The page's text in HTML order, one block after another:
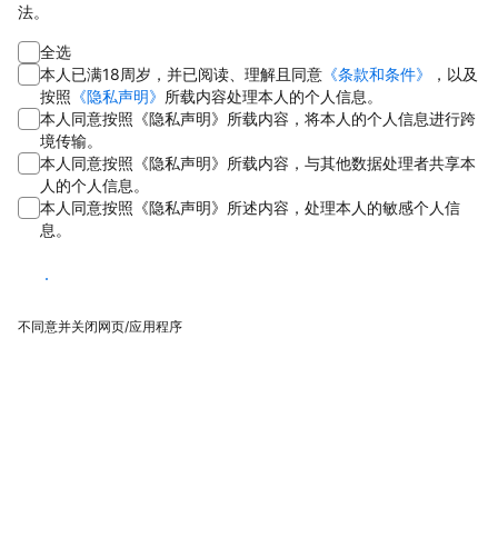
法。
全选
本人已满18周岁，并已阅读、理解且同意 《条款和条件》
，以及
按照 《隐私声明》 所载内容处理本人的个人信息。
本人同意按照《隐私声明》所载内容，将本人的个人信息进行跨
境传输。
本人同意按照《隐私声明》所载内容，与其他数据处理者共享本
人的个人信息。
本人同意按照《隐私声明》所述内容，处理本人的敏感个人信
息。
同意
不同意并关闭网页/应用程序